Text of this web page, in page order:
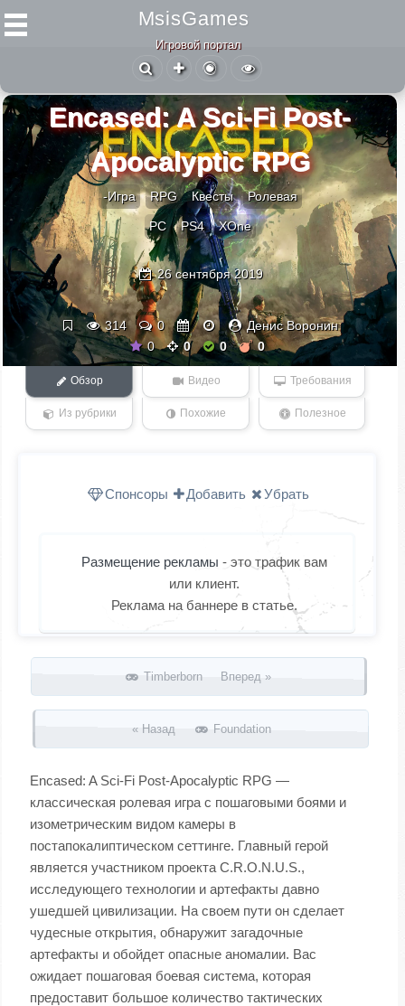
MsisGames
Игровой портал
Encased: A Sci-Fi Post-
Apocalyptic RPG
-Игра RPG Квесты Ролевая
PC PS4 XOne
26 сентября 2019
314 0
Денис Воронин
0
0 0 0
Обзор Видео Требования
Из рубрики Похожие Полезное
Спонсоры Добавить Убрать
Размещение рекламы - это трафик вам
или клиент.
Реклама на баннере в статье.
Запись навигация
Timberborn Вперед »
« Назад Foundation
Encased: A Sci-Fi Post-Apocalyptic RPG —
классическая ролевая игра с пошаговыми боями и
изометрическим видом камеры в
постапокалиптическом сеттинге. Главный герой
является участником проекта C.R.O.N.U.S.,
исследующего технологии и артефакты давно
ушедшей цивилизации. На своем пути он сделает
чудесные открытия, обнаружит загадочные
артефакты и обойдет опасные аномалии. Вас
ожидает пошаговая боевая система, которая
предоставит большое количество тактических